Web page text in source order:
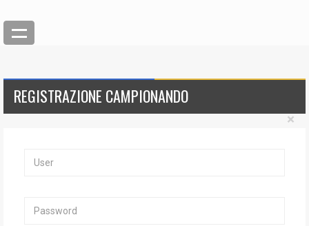
REGISTRAZIONE CAMPIONANDO
×